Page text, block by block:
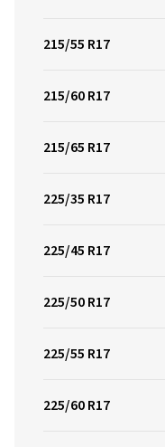
215/55 R17
215/60 R17
215/65 R17
225/35 R17
225/45 R17
225/50 R17
225/55 R17
225/60 R17